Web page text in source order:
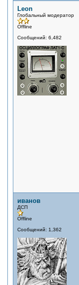
Leon
Глобальный модератор
Offline
Сообщений: 6,482
иванов
ДСП
Offline
Сообщений: 1,362